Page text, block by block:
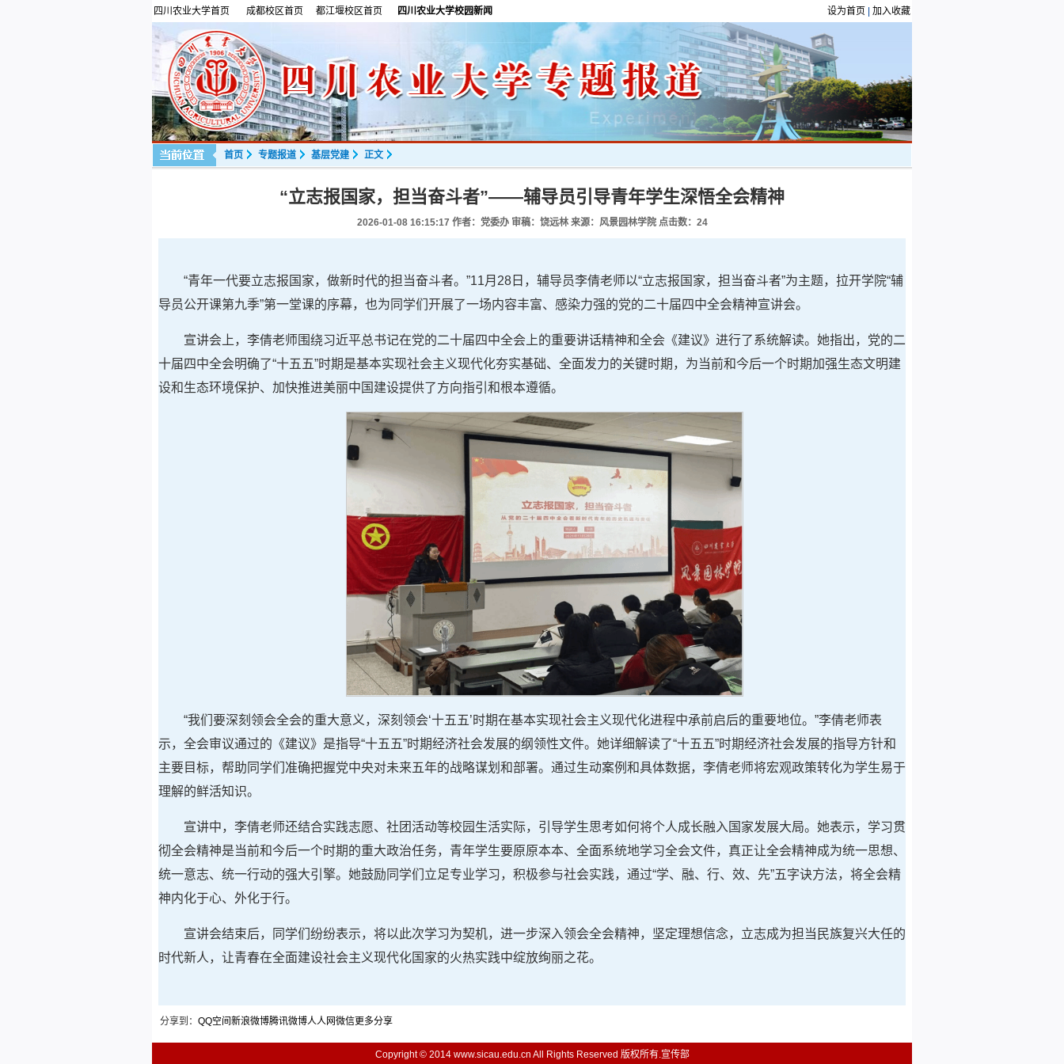
四川农业大学首页 成都校区首页 都江堰校区首页 四川农业大学校园新闻 设为首页 加入收藏
首页 专题报道 基层党建 正文
“立志报国家，担当奋斗者”——辅导员引导青年学生深悟全会精神
2026-01-08 16:15:17 作者：党委办 审稿：饶远林 来源：风景园林学院 点击数： 24
“青年一代要立志报国家，做新时代的担当奋斗者。”11月28日，辅导员李倩老师以“立志报国家，担当奋斗者”为主题，拉开学院“辅
导员公开课第九季”第一堂课的序幕，也为同学们开展了一场内容丰富、感染力强的党的二十届四中全会精神宣讲会。
宣讲会上，李倩老师围绕习近平总书记在党的二十届四中全会上的重要讲话精神和全会《建议》进行了系统解读。她指出，党的二
十届四中全会明确了“十五五”时期是基本实现社会主义现代化夯实基础、全面发力的关键时期，为当前和今后一个时期加强生态文明建
设和生态环境保护、加快推进美丽中国建设提供了方向指引和根本遵循。
“我们要深刻领会全会的重大意义，深刻领会‘十五五’时期在基本实现社会主义现代化进程中承前启后的重要地位。”李倩老师表
示，全会审议通过的《建议》是指导“十五五”时期经济社会发展的纲领性文件。她详细解读了“十五五”时期经济社会发展的指导方针和
主要目标，帮助同学们准确把握党中央对未来五年的战略谋划和部署。通过生动案例和具体数据，李倩老师将宏观政策转化为学生易于
理解的鲜活知识。
宣讲中，李倩老师还结合实践志愿、社团活动等校园生活实际，引导学生思考如何将个人成长融入国家发展大局。她表示，学习贯
彻全会精神是当前和今后一个时期的重大政治任务，青年学生要原原本本、全面系统地学习全会文件，真正让全会精神成为统一思想、
统一意志、统一行动的强大引擎。她鼓励同学们立足专业学习，积极参与社会实践，通过“学、融、行、效、先”五字诀方法，将全会精
神内化于心、外化于行。
宣讲会结束后，同学们纷纷表示，将以此次学习为契机，进一步深入领会全会精神，坚定理想信念，立志成为担当民族复兴大任的
时代新人，让青春在全面建设社会主义现代化国家的火热实践中绽放绚丽之花。
分享到： QQ空间 新浪微博腾讯微博人人网微信更多分享
Copyright © 2014 www.sicau.edu.cn All Rights Reserved 版权所有.宣传部